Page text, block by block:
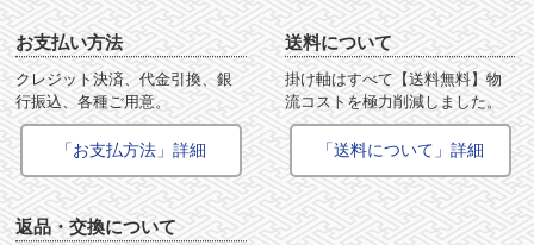
お支払い方法
クレジット決済、代金引換、銀
行振込、各種ご用意。
「お支払方法」詳細
送料について
掛け軸はすべて【送料無料】物
流コストを極力削減しました。
「送料について」詳細
返品・交換について